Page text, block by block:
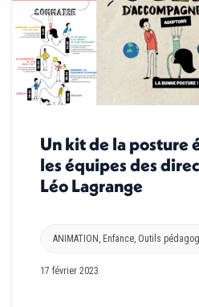
Un kit de la posture
les équipes des
Léo Lagrange
ANIMATION, Enfance, Outils
17 février 2023